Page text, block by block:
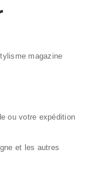
magazine
ou votre expédition
et les autres